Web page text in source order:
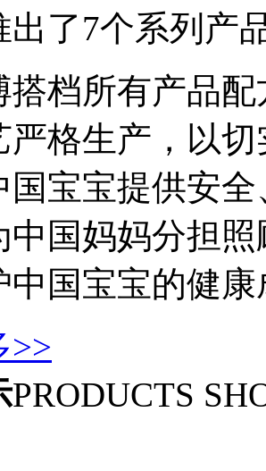
出了7个系列产
搭档所有产品
严格生产，以
国宝宝提供安
中国妈妈分担
中国宝宝的健康
>>
PRODUCTS